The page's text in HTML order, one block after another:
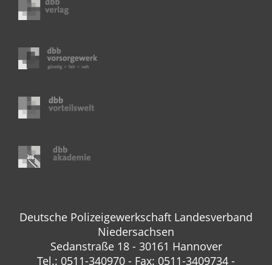
Deutsche Polizeigewerkschaft Landesverband
Niedersachsen
Sedanstraße 18 - 30161 Hannover
Tel.: 0511-340970 - Fax: 0511-3409734 -